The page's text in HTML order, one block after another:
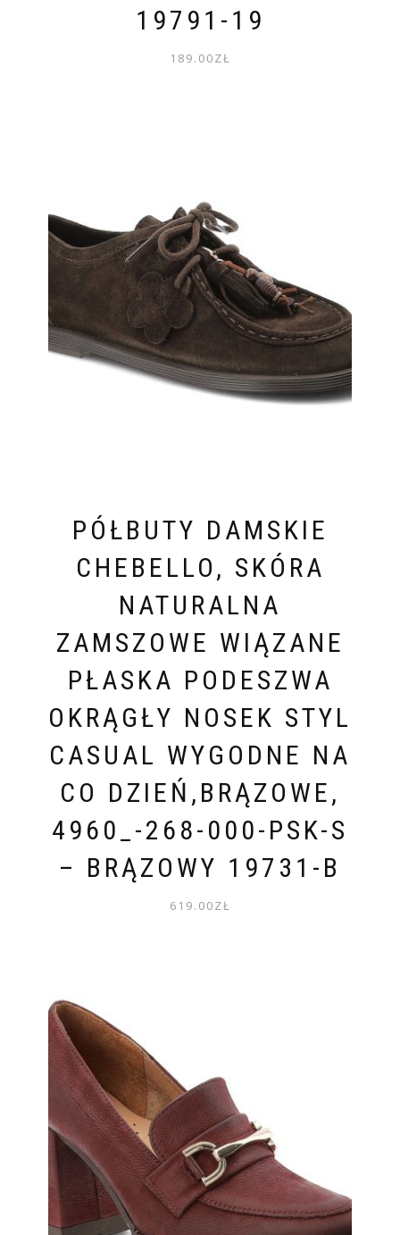
19791-19
189.00ZŁ
PÓŁBUTY DAMSKIE
CHEBELLO, SKÓRA
NATURALNA
ZAMSZOWE WIĄZANE
PŁASKA PODESZWA
OKRĄGŁY NOSEK STYL
CASUAL WYGODNE NA
CO DZIEŃ,BRĄZOWE,
4960_-268-000-PSK-S
– BRĄZOWY 19731-B
619.00ZŁ